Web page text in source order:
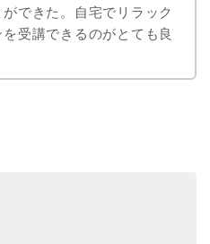
できた。自宅でリラック
受講できるのがとても良